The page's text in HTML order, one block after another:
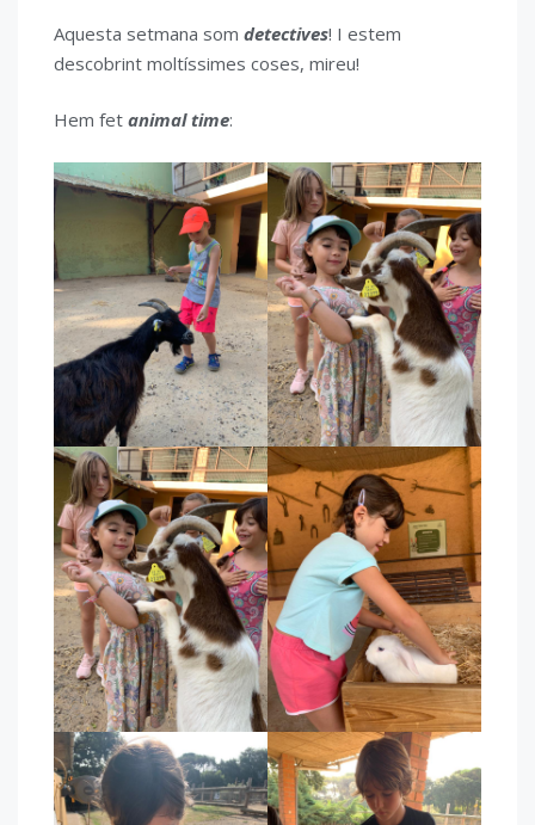
Aquesta setmana som detectives! I estem
descobrint moltíssimes coses, mireu!
Hem fet animal time: